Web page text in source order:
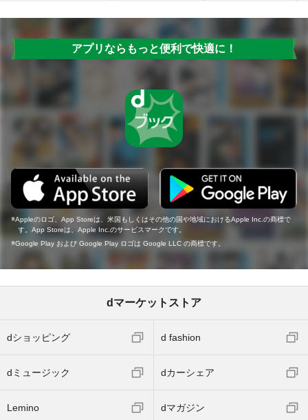
アプリならもっと便利で快適に！
Appleのロゴ、App Storeは、米国もしくはその他の国や地域におけるApple Inc.の商標で
す。App Storeは、Apple Inc.のサービスマークです。
Google Play および Google Play ロゴは Google LLC の商標です。
dマーケットストア
dショッピング d fashion
dミュージック dカーシェア
Lemino dマガジン